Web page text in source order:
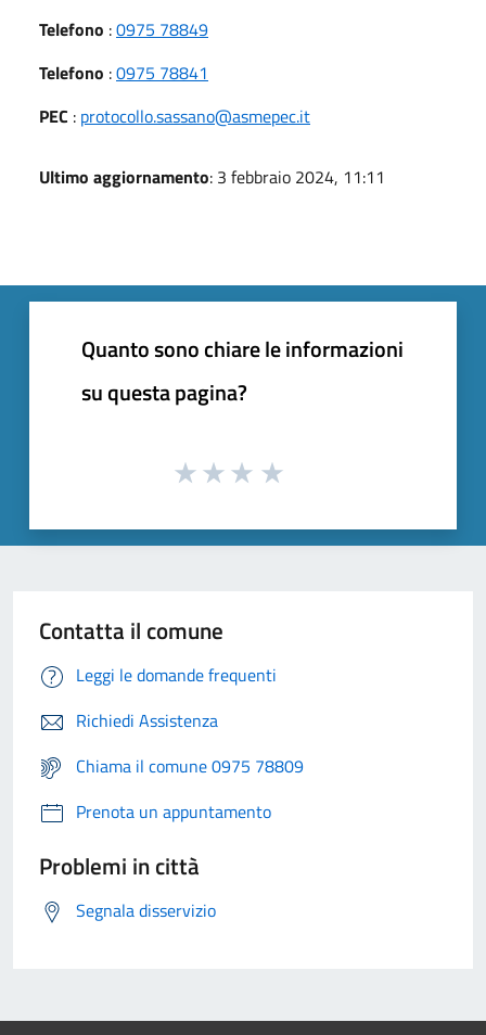
Telefono :0975 78849
Telefono :0975 78841
PEC : protocollo.sassano@asmepec.it
Ultimo aggiornamento: 3 febbraio 2024, 11:11
Quanto sono chiare le informazioni
su questa pagina?
Contatta il comune
Leggi le domande frequenti
Richiedi Assistenza
Chiama il comune 0975 78809
Prenota un appuntamento
Problemi in città
Segnala disservizio